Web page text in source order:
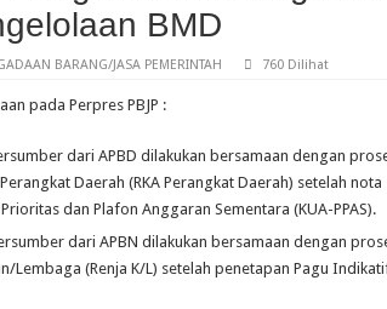
BMD
BARANG/JASA PEMERINTAH 760 Dilihat
pada Perpres PBJP :
dari APBD dilakukan bersamaan dengan
Daerah (RKA Perangkat Daerah) setelah nota
dan Plafon Anggaran Sementara (KUA-PPAS).
dari APBN dilakukan bersamaan dengan
Lembaga (Renja K/L) setelah penetapan Pagu